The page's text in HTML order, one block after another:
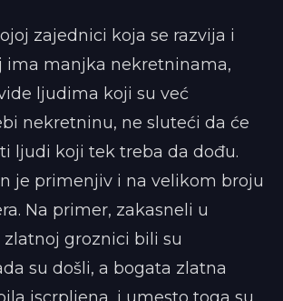
zajednici koja se razvija i
ima manjka nekretninama,
ljudima koji su već
nekretninu, ne sluteći da će
ljudi koji tek treba da dođu.
je primenjiv i na velikom broju
Na primer, zakasneli u
groznici bili su
su došli, a bogata zlatna